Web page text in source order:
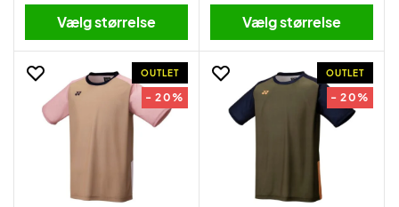
Vælg størrelse Vælg størrelse
OUTLET
- 20%
OUTLET
- 20%